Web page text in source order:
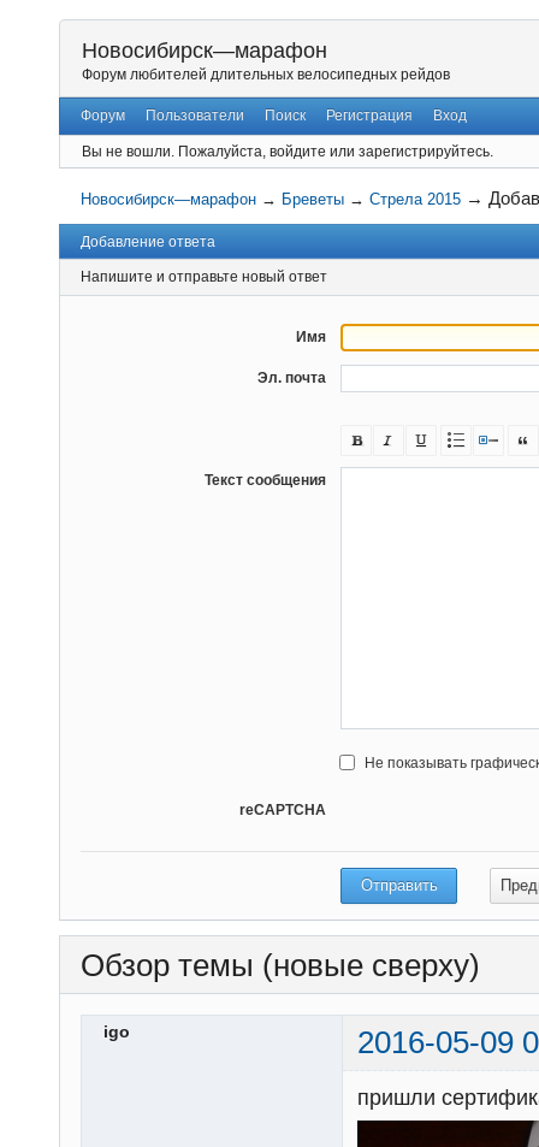
Новосибирск—марафон
Форум любителей длительных велосипедных рейдов
Форум Пользователи Поиск Регистрация Вход
Вы не вошли. Пожалуйста, войдите или зарегистрируйтесь.
Новосибирск—марафон → Бреветы →Стрела 2015 →
Добавление ответа
Напишите и отправьте новый ответ
Имя
Эл. почта
Текст сообщения
Не показывать
reCAPTCHA
Обзор темы (новые сверху)
igo 2016-05-09
пришли